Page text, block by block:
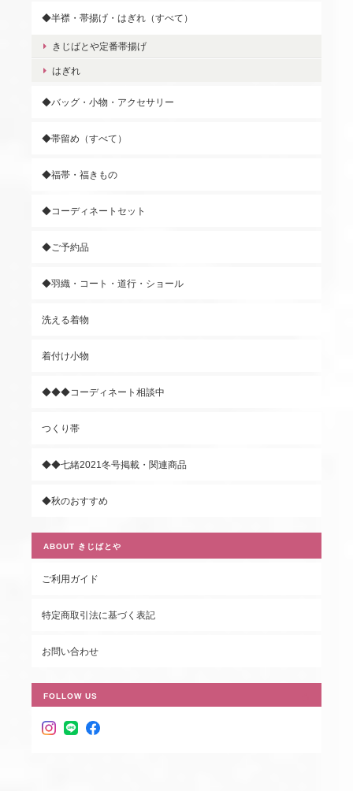
◆半襟・帯揚げ・はぎれ（すべて）
きじばとや定番帯揚げ
はぎれ
◆バッグ・小物・アクセサリー
◆帯留め（すべて）
◆福帯・福きもの
◆コーディネートセット
◆ご予約品
◆羽織・コート・道行・ショール
洗える着物
着付け小物
◆◆◆コーディネート相談中
つくり帯
◆◆七緒2021冬号掲載・関連商品
◆秋のおすすめ
ABOUT きじばとや
ご利用ガイド
特定商取引法に基づく表記
お問い合わせ
FOLLOW US